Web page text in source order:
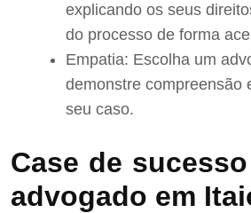
explicando os seus
do processo de forma
Empatia: Escolha um
demonstre compreensão
seu caso.
Case de
advogado em